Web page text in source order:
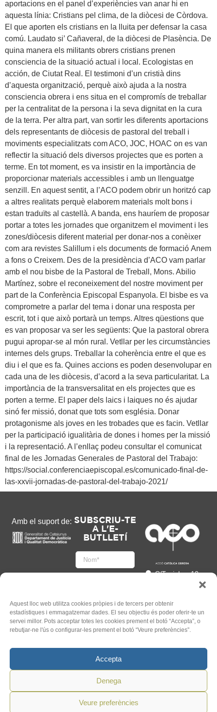
Aquest lloc web utilitza cookies pròpies i de tercers per obtenir
estadístiques i emmagatzemar dades. El seu objectiu és poder oferir-te un
servei millor. Pots acceptar totes les cookies prement el botó “Accepta”, o
rebutjar-ne l'ús o configurar-les prement el botó “Veure preferències”.
Accepta
Denega
Veure preferències
aportacions en el panel d’experiències van anar hi en
aquesta línia: Cristians pel clima, de la diòcesi de Còrdova.
El que aporten els cristians en la lluita per defensar la casa
comú. Laudato si’ Cañaveral, de la diòcesi de Plasència. De
quina manera els militants obrers cristians prenen
consciencia de la situació actual i local. Ecologistas en
acción, de Ciutat Real. El testimoni d’un cristià dins
d’aquesta organització, perquè això ajuda a la nostra
consciencia obrera i ens situa en el compromís de treballar
per la centralitat de la persona i la seva dignitat en la cura
de la terra. Per altra part, van sortir les diferents aportacions
dels representants de diòcesis de pastoral del treball i
moviments especialitzats com ACO, JOC, HOAC on es van
reflectir la situació dels diversos projectes que es porten a
terme. En tot moment, es va insistir en la importància de
proporcionar materials accessibles i amb un llenguatge
senzill. En aquest sentit, a l’ACO podem obrir un horitzó cap
a altres realitats perquè elaborem materials molt bons i
estan traduïts al castellà. A banda, ens hauríem de proposar
portar a totes les jornades que organitzem el moviment i les
zones/diòcesis diferent material per donar-nos a conèixer
com ara revistes Salillum i els documents de formació Anem
a fons o Creixem. Des de la presidència d’ACO vam parlar
amb el nou bisbe de la Pastoral de Treball, Mons. Abilio
Martínez, sobre el reconeixement del nostre moviment per
part de la Conferència Episcopal Espanyola. El bisbe es va
comprometre a parlar del tema i donar una resposta per
escrit, tot i que això portarà un temps. Altres qüestions que
es van proposar va ser les següents: Que la pastoral obrera
pugui apropar-se al món rural. Vetllar per les circumstàncies
internes dels grups. Treballar la coherència entre el que es
diu i el que es fa. Quines accions es poden desenvolupar en
cada una de les diòcesis, d’acord a la seva particularitat. La
importància de la transversalitat en els projectes que es
porten a terme. El paper dels laics i laiques no és ajudar
sinó fer missió, donat que tots som església. Donar
protagonisme als joves en les trobades que es facin. Vetllar
per la participació igualitària de dones i homes per la missió
i la representació. A l’enllaç podeu consultar el comunicat
final de les Jornadas Generales de Pastoral del Trabajo:
https://social.conferenciaepiscopal.es/comunicado-final-de-
las-xxvii-jornadas-de-pastoral-del-trabajo-2021/
Amb el suport de: SUBSCRIU-TE
A L'E-
BUTLLETÍ
Accepto
l'Informació legal
C/Tapioles, 10
93 505 86 86
hola@acocat.org